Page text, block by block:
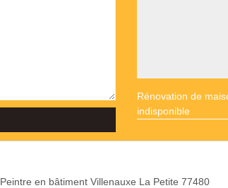
Rénovation de
indisponible
Peintre en bâtiment Villenauxe La Petite 77480